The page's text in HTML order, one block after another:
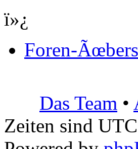
ï»¿
Foren-
Das Team •
Zeiten sind